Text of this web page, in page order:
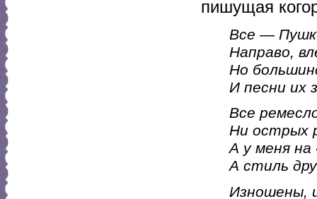
пишущая
Все —
Направо,
Но
И песни их
Все
Ни острых
А у меня
А стиль
Изношены,